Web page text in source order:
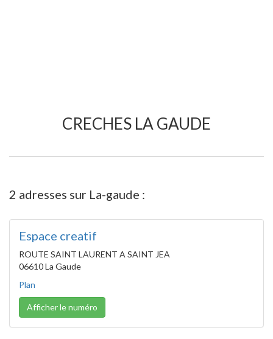
CRECHES LA GAUDE
2 adresses sur La-gaude :
Espace creatif
ROUTE SAINT LAURENT A SAINT JEA
06610 La Gaude
Plan
Afficher le numéro